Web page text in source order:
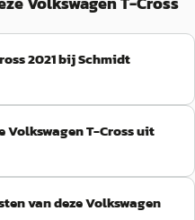
2021 bij Schmidt
Volkswagen T-Cross uit
van deze Volkswagen